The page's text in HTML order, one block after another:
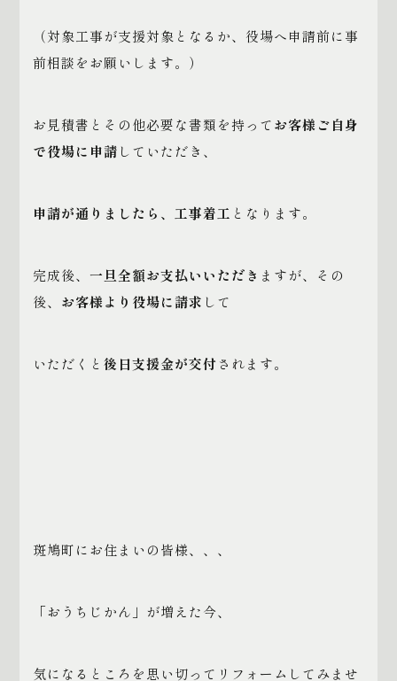
（対象工事が支援対象となるか、役場へ申請前に事
前相談をお願いします。）
お見積書とその他必要な書類を持ってお客様ご自身
で役場に申請していただき、
申請が通りましたら、工事着工 となります。
完成後、一旦全額お支払いいただき ますが、その
後、 お客様より役場に請求 して
いただくと後日支援金が交付されます。
斑鳩町にお住まいの皆様、、、
「おうちじかん」が増えた今、
気になるところを思い切ってリフォームしてみませ